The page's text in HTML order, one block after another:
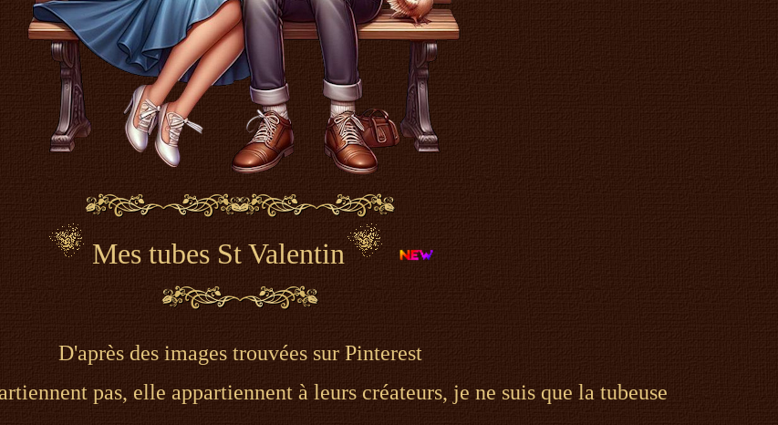
Mes tubes St Valentin
D'après des images trouvées sur Pinterest
pas, elle appartiennent à leurs créateurs, je ne suis que la tubeuse